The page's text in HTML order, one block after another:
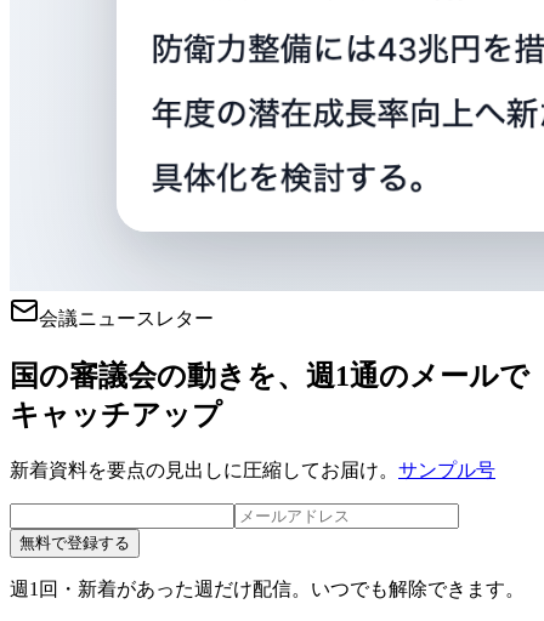
会議ニュースレター
国の審議会の動きを、週1通のメールで
キャッチアップ
新着資料を要点の見出しに圧縮してお届け。 サンプル号
無料で登録する
週1回・新着があった週だけ配信。いつでも解除できます。